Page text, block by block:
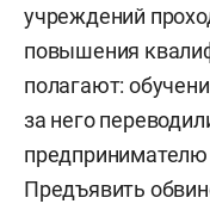
учреждений
повышения
полагают:
за него
предпринимателю
Предъявить